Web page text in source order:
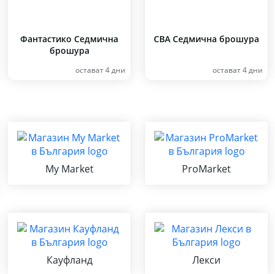
Фантастико Седмична
брошура
остават 4 дни
CBA Седмична брошура
остават 4 дни
My Market ProMarket
Кауфланд Лекси